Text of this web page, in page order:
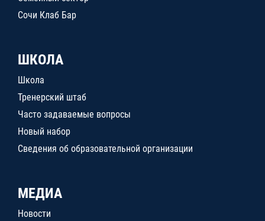
Сочи Клаб Бар
ШКОЛА
Школа
Тренерский штаб
Часто задаваемые вопросы
Новый набор
Сведения об образовательной организации
МЕДИА
Новости